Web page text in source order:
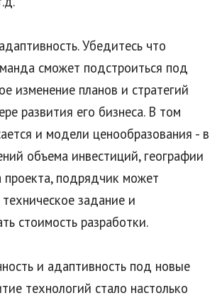
Убедитесь что
сможет подстроиться под
изменение планов и стратегий
развития его бизнеса. В том
и модели ценообразования - в
объема инвестиций, географии
подрядчик может
задание и
стоимость разработки.
и адаптивность под новые
технологий стало настолько